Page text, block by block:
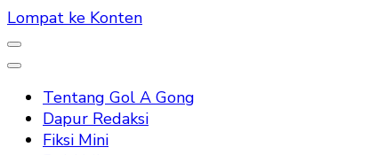
Lompat ke Konten
Tentang Gol A Gong
Dapur Redaksi
Fiksi Mini